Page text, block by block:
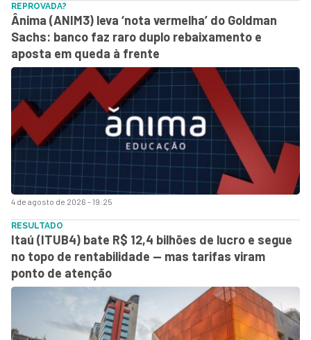
4 de agosto de 2026 - 19:25
REPROVADA?
Ânima (ANIM3) leva ‘nota vermelha’ do Goldman
Sachs: banco faz raro duplo rebaixamento e
aposta em queda à frente
RESULTADO
Itaú (ITUB4) bate R$ 12,4 bilhões de lucro e segue
no topo de rentabilidade — mas tarifas viram
ponto de atenção